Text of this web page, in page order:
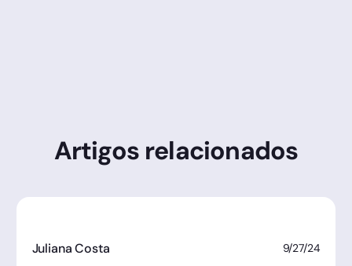
Artigos relacionados
Juliana Costa 9/27/24